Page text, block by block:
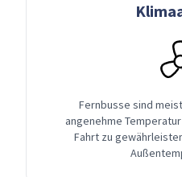
Fernbusse sind
angenehme
Fahrt zu